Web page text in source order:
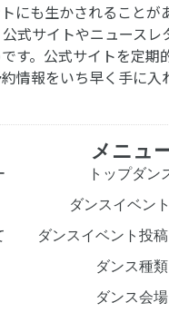
にも生かされることが
式サイトやニュースレ
す。公式サイトを定期
情報をいち早く手に入
メニュ
トップダン
ダンスイベント
ダンスイベント投稿
ダンス種類
ダンス会場